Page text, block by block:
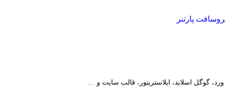
پارتنر
ورد، گوگل اسلاید، ایلاستریتور، قالب سایت و …